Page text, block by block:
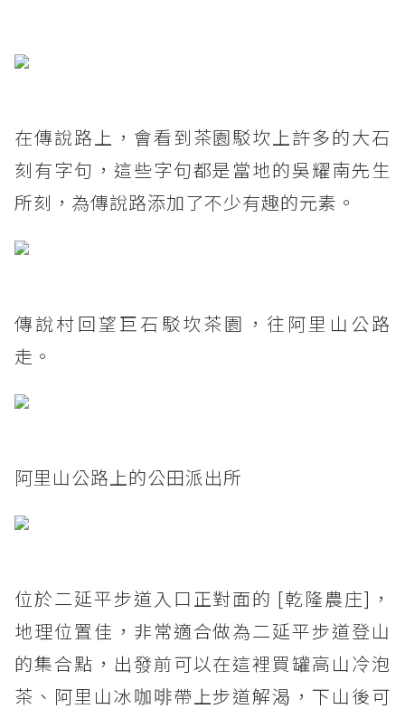
在傳說路上，會看到茶園駁坎上許多的大石
刻有字句，這些字句都是當地的吳耀南先生
所刻，為傳說路添加了不少有趣的元素。
傳說村回望巨石駁坎茶園，往阿里山公路
走。
阿里山公路上的公田派出所
位於二延平步道入口正對面的 [乾隆農庄]，
地理位置佳，非常適合做為二延平步道登山
的集合點，出發前可以在這裡買罐高山冷泡
茶、阿里山冰咖啡帶上步道解渴，下山後可